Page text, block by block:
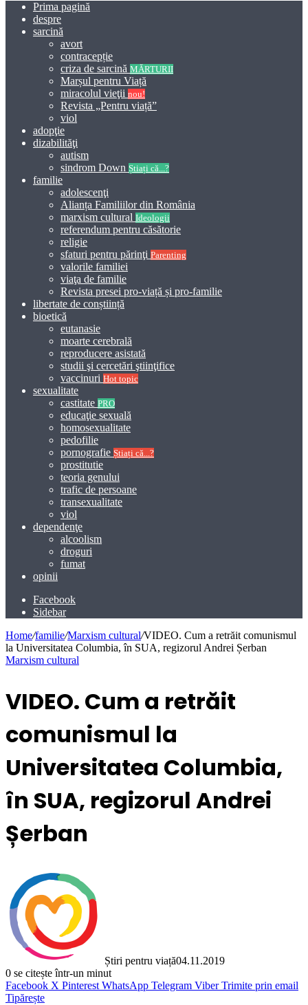
Prima pagină
despre
sarcină
avort
contracepție
criza de sarcină MĂRTURII
Marșul pentru Viață
miracolul vieţii nou!
Revista „Pentru viață”
viol
adopţie
dizabilităţi
autism
sindrom Down Știați că...?
familie
adolescenţi
Alianța Familiilor din România
marxism cultural Ideologii
referendum pentru căsătorie
religie
sfaturi pentru părinţi Parenting
valorile familiei
viaţa de familie
Revista presei pro-viață și pro-familie
libertate de conștiință
bioetică
eutanasie
moarte cerebrală
reproducere asistată
studii şi cercetări ştiinţifice
vaccinuri Hot topic
sexualitate
castitate PRO
educaţie sexuală
homosexualitate
pedofilie
pornografie Știați că...?
prostitutie
teoria genului
trafic de persoane
transexualitate
viol
dependenţe
alcoolism
droguri
fumat
opinii
Facebook
Sidebar
Home/familie/Marxism cultural/VIDEO. Cum a retrăit comunismul
la Universitatea Columbia, în SUA, regizorul Andrei Șerban
Marxism cultural
VIDEO. Cum a retrăit
comunismul la
Universitatea Columbia,
în SUA, regizorul Andrei
Șerban
Știri pentru viață04.11.2019
0 se citește într-un minut
Facebook X Pinterest WhatsApp Telegram Viber Trimite prin email
Tipărește